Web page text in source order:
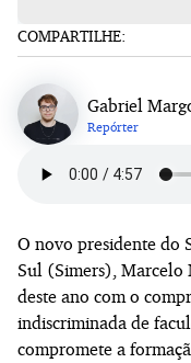
COMPARTILHE:
Gabriel
Repórter
O novo presidente do
Sul (Simers), Marcelo
deste ano com o
indiscriminada de
compromete a